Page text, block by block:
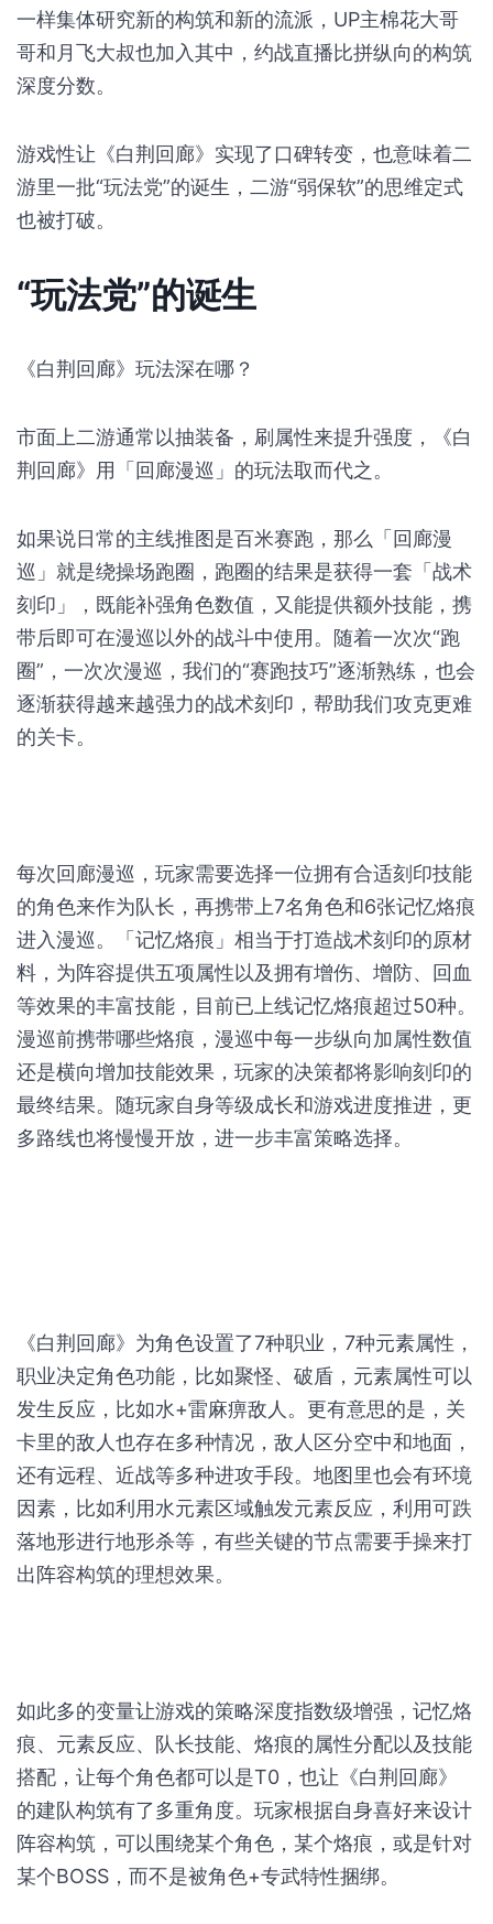
一样集体研究新的构筑和新的流派，UP主棉花大哥
哥和月飞大叔也加入其中，约战直播比拼纵向的构筑
深度分数。
游戏性让《白荆回廊》实现了口碑转变，也意味着二
游里一批“玩法党”的诞生，二游“弱保软”的思维定式
也被打破。
“玩法党”的诞生
《白荆回廊》玩法深在哪？
市面上二游通常以抽装备，刷属性来提升强度，《白
荆回廊》用「回廊漫巡」的玩法取而代之。
如果说日常的主线推图是百米赛跑，那么「回廊漫
巡」就是绕操场跑圈，跑圈的结果是获得一套「战术
刻印」，既能补强角色数值，又能提供额外技能，携
带后即可在漫巡以外的战斗中使用。随着一次次“跑
圈”，一次次漫巡，我们的“赛跑技巧”逐渐熟练，也会
逐渐获得越来越强力的战术刻印，帮助我们攻克更难
的关卡。
每次回廊漫巡，玩家需要选择一位拥有合适刻印技能
的角色来作为队长，再携带上7名角色和6张记忆烙痕
进入漫巡。「记忆烙痕」相当于打造战术刻印的原材
料，为阵容提供五项属性以及拥有增伤、增防、回血
等效果的丰富技能，目前已上线记忆烙痕超过50种。
漫巡前携带哪些烙痕，漫巡中每一步纵向加属性数值
还是横向增加技能效果，玩家的决策都将影响刻印的
最终结果。随玩家自身等级成长和游戏进度推进，更
多路线也将慢慢开放，进一步丰富策略选择。
《白荆回廊》为角色设置了7种职业，7种元素属性，
职业决定角色功能，比如聚怪、破盾，元素属性可以
发生反应，比如水+雷麻痹敌人。更有意思的是，关
卡里的敌人也存在多种情况，敌人区分空中和地面，
还有远程、近战等多种进攻手段。地图里也会有环境
因素，比如利用水元素区域触发元素反应，利用可跌
落地形进行地形杀等，有些关键的节点需要手操来打
出阵容构筑的理想效果。
如此多的变量让游戏的策略深度指数级增强，记忆烙
痕、元素反应、队长技能、烙痕的属性分配以及技能
搭配，让每个角色都可以是T0，也让《白荆回廊》
的建队构筑有了多重角度。玩家根据自身喜好来设计
阵容构筑，可以围绕某个角色，某个烙痕，或是针对
某个BOSS，而不是被角色+专武特性捆绑。